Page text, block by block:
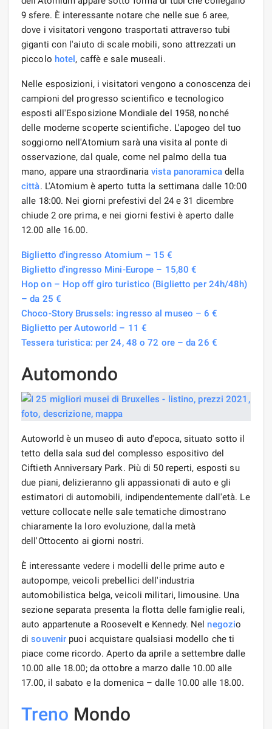
9 sfere. È interessante notare che nelle sue 6 aree,
dove i visitatori vengono trasportati attraverso tubi
giganti con l'aiuto di scale mobili, sono attrezzati un
piccolo hotel, caffè e sale museali.
Nelle esposizioni, i visitatori vengono a conoscenza dei
campioni del progresso scientifico e tecnologico
esposti all'Esposizione Mondiale del 1958, nonché
delle moderne scoperte scientifiche. L'apogeo del tuo
soggiorno nell'Atomium sarà una visita al ponte di
osservazione, dal quale, come nel palmo della tua
mano, appare una straordinariavista panoramicadella
città. L'Atomium è aperto tutta la settimana dalle 10:00
alle 18:00. Nei giorni prefestivi del 24 e 31 dicembre
chiude 2 ore prima, e nei giorni festivi è aperto dalle
12.00 alle 16.00.
Biglietto d'ingresso Atomium – 15 €
Biglietto d'ingresso Mini-Europe – 15,80 €
Hop on – Hop off giro turistico (Biglietto per 24h/48h)
– da 25 €
Choco-Story Brussels: ingresso al museo – 6 €
Biglietto per Autoworld – 11 €
Tessera turistica: per 24, 48 o 72 ore – da 26 €
Automondo
Autoworld è un museo di auto d'epoca, situato sotto il
tetto della sala sud del complesso espositivo del
Ciftieth Anniversary Park. Più di 50 reperti, esposti su
due piani, delizieranno gli appassionati di auto e gli
estimatori di automobili, indipendentemente dall'età. Le
vetture collocate nelle sale tematiche dimostrano
chiaramente la loro evoluzione, dalla metà
dell'Ottocento ai giorni nostri.
È interessante vedere i modelli delle prime auto e
autopompe, veicoli prebellici dell'industria
automobilistica belga, veicoli militari, limousine. Una
sezione separata presenta la flotta delle famiglie reali,
auto appartenute a Roosevelt e Kennedy. Nel negozio
disouvenir puoi acquistare qualsiasi modello che ti
piace come ricordo. Aperto da aprile a settembre dalle
10.00 alle 18.00; da ottobre a marzo dalle 10.00 alle
17.00, il sabato e la domenica – dalle 10.00 alle 18.00.
Treno Mondo